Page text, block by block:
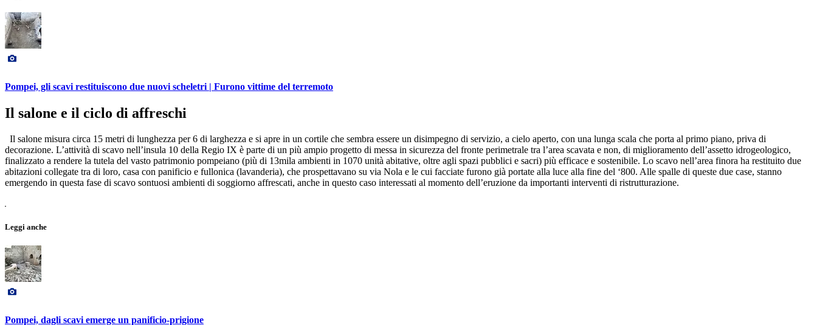
Pompei, gli scavi restituiscono due nuovi scheletri | Furono vittime del terremoto
Il salone e il ciclo di affreschi
Il salone misura circa 15 metri di lunghezza per 6 di larghezza e si apre in un cortile che sembra essere un disimpegno di servizio, a cielo aperto, con una lunga scala che porta al primo piano, priva di
decorazione. L’attività di scavo nell’insula 10 della Regio IX è parte di un più ampio progetto di messa in sicurezza del fronte perimetrale tra l’area scavata e non, di miglioramento dell’assetto idrogeologico,
finalizzato a rendere la tutela del vasto patrimonio pompeiano (più di 13mila ambienti in 1070 unità abitative, oltre agli spazi pubblici e sacri) più efficace e sostenibile. Lo scavo nell’area finora ha restituito due
abitazioni collegate tra di loro, casa con panificio e fullonica (lavanderia), che prospettavano su via Nola e le cui facciate furono già portate alla luce alla fine del ‘800. Alle spalle di queste due case, stanno
emergendo in questa fase di scavo sontuosi ambienti di soggiorno affrescati, anche in questo caso interessati al momento dell’eruzione da importanti interventi di ristrutturazione.
Leggi anche
Pompei, dagli scavi emerge un panificio-prigione